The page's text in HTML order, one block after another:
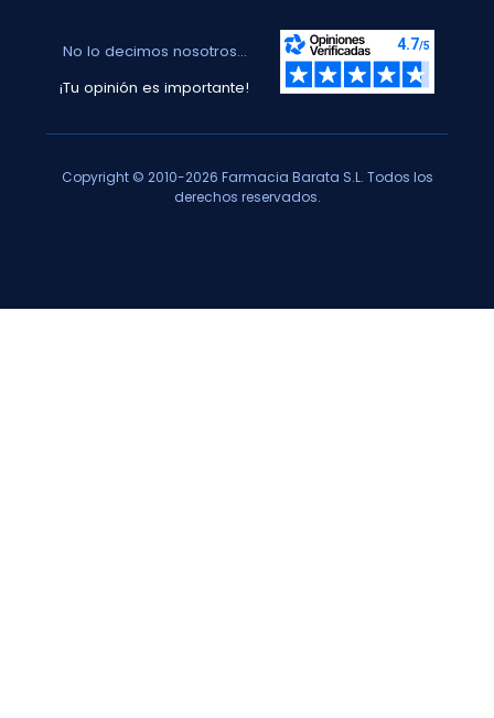
No lo decimos nosotros...
¡Tu opinión es importante!
Copyright © 2010-2026 Farmacia Barata S.L. Todos los
derechos reservados.